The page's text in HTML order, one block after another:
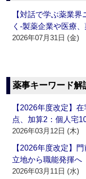
【対話で学ぶ薬業
く‐製薬企業や医療
2026年07月31日 (金)
薬事キーワード解
【2026年度改定】
点、加算2：個人宅
2026年03月12日 (木)
【2026年度改定】
立地から職能発揮へ
2026年03月11日 (水)